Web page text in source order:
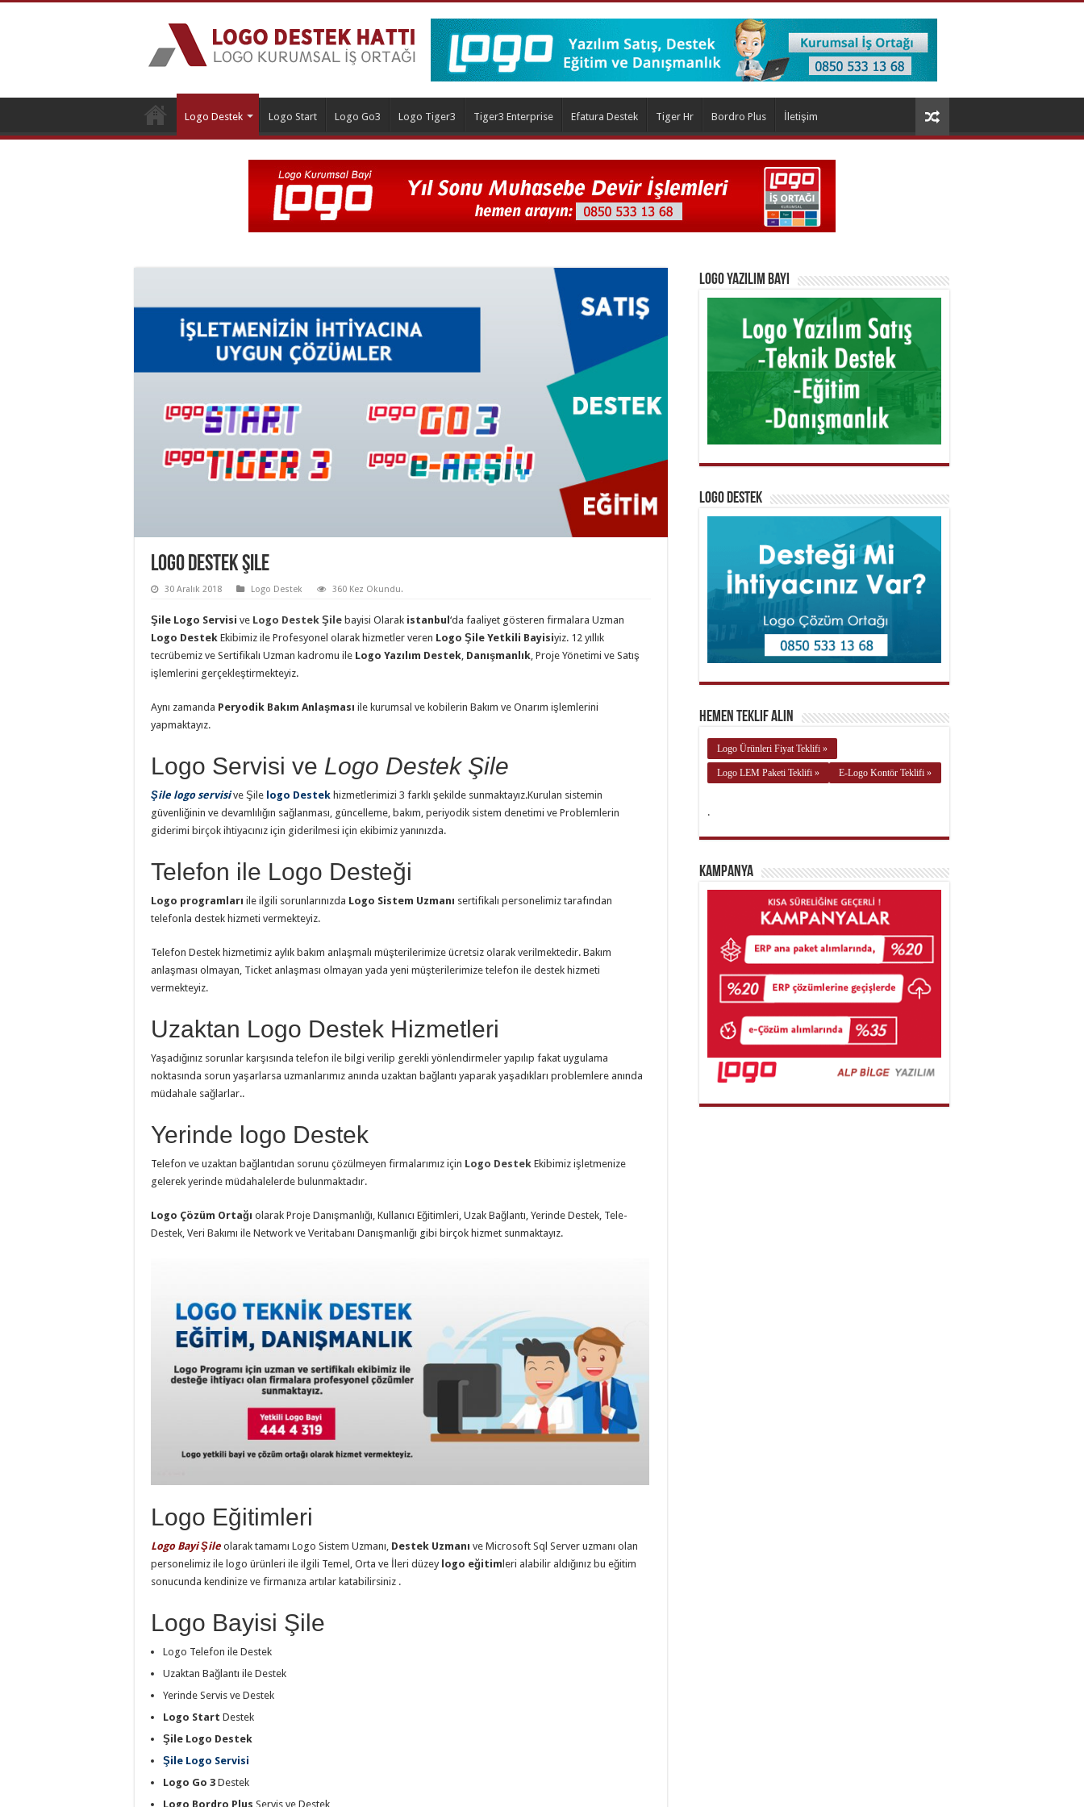
Logo Destek Logo Start Logo Go3 Logo Tiger3 Tiger3 Enterprise Efatura Destek Tiger Hr Bordro Plus İletişim
Logo Destek Şile
30 Aralık 2018 Logo Destek 360 Kez Okundu.
Şile Logo Servisi ve Logo Destek Şile bayisi Olarak istanbul‘da faaliyet gösteren firmalara Uzman
Logo Destek Ekibimiz ile Profesyonel olarak hizmetler veren Logo Şile Yetkili Bayisiyiz. 12 yıllık
tecrübemiz ve Sertifikalı Uzman kadromu ile Logo Yazılım Destek Danışmanlık , Proje Yönetimi ve Satış
işlemlerini gerçekleştirmekteyiz.
Aynı zamanda Peryodik Bakım Anlaşması ile kurumsal ve kobilerin Bakım ve Onarım işlemlerini
yapmaktayız.
Logo Servisi ve Logo Destek Şile
Şile logo servisive Şile logo Destek hizmetlerimizi 3 farklı şekilde sunmaktayız.Kurulan sistemin
güvenliğinin ve devamlılığın sağlanması, güncelleme, bakım, periyodik sistem denetimi ve Problemlerin
giderimi birçok ihtiyacınız için giderilmesi için ekibimiz yanınızda.
Telefon ile Logo Desteği
Logo programları ile ilgili sorunlarınızda Logo Sistem Uzmanı sertifikalı personelimiz tarafından
telefonla destek hizmeti vermekteyiz.
Telefon Destek hizmetimiz aylık bakım anlaşmalı müşterilerimize ücretsiz olarak verilmektedir. Bakım
anlaşması olmayan, Ticket anlaşması olmayan yada yeni müşterilerimize telefon ile destek hizmeti
vermekteyiz.
Uzaktan Logo Destek Hizmetleri
Yaşadığınız sorunlar karşısında telefon ile bilgi verilip gerekli yönlendirmeler yapılıp fakat uygulama
noktasında sorun yaşarlarsa uzmanlarımız anında uzaktan bağlantı yaparak yaşadıkları problemlere anında
müdahale sağlarlar..
Yerinde logo Destek
Telefon ve uzaktan bağlantıdan sorunu çözülmeyen firmalarımız için Logo Destek Ekibimiz işletmenize
gelerek yerinde müdahalelerde bulunmaktadır.
Logo Çözüm Ortağı olarak Proje Danışmanlığı, Kullanıcı Eğitimleri, Uzak Bağlantı, Yerinde Destek, Tele-
Destek, Veri Bakımı ile Network ve Veritabanı Danışmanlığı gibi birçok hizmet sunmaktayız.
Logo Eğitimleri
Logo Bayi Şile olarak tamamı Logo Sistem Uzmanı, Destek Uzmanı ve Microsoft Sql Server uzmanı olan
personelimiz ile logo ürünleri ile ilgili Temel, Orta ve İleri düzey logo eğitim leri alabilir aldığınız bu eğitim
sonucunda kendinize ve firmanıza artılar katabilirsiniz .
Logo Bayisi Şile
Logo Telefon ile Destek
Uzaktan Bağlantı ile Destek
Yerinde Servis ve Destek
Logo Start Destek
Şile Logo Destek
Şile Logo Servisi
Logo Go 3 Destek
Logo Bordro Plus Servis ve Destek
Logo Yazılım Bayi
Logo Destek
Hemen Teklif Alın
Logo Ürünleri Fiyat Teklifi »
Logo LEM Paketi Teklifi » E-Logo Kontör Teklifi »
.
Kampanya